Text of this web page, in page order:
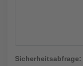
Sicherheitsabfrage: